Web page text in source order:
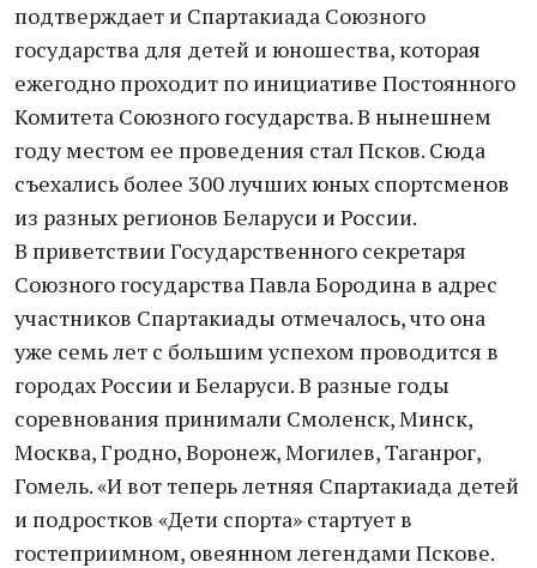
подтверждает и Спартакиада Союзного
государства для детей и юношества, которая
ежегодно проходит по инициативе Постоянного
Комитета Союзного государства. В нынешнем
году местом ее проведения стал Псков. Сюда
съехались более 300 лучших юных спортсменов
из разных регионов Беларуси и России.
В приветствии Государственного секретаря
Союзного государства Павла Бородина в адрес
участников Спартакиады отмечалось, что она
уже семь лет с большим успехом проводится в
городах России и Беларуси. В разные годы
соревнования принимали Смоленск, Минск,
Москва, Гродно, Воронеж, Могилев, Таганрог,
Гомель. «И вот теперь летняя Спартакиада детей
и подростков «Дети спорта» стартует в
гостеприимном, овеянном легендами Пскове.